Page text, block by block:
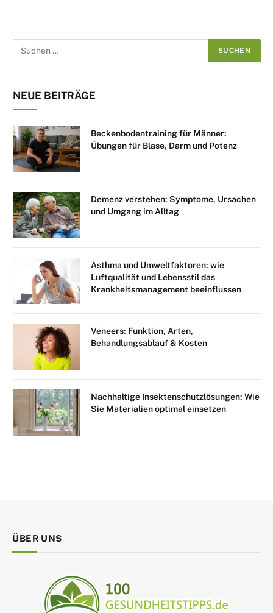
NEUE BEITRÄGE
Beckenbodentraining für Männer:
Übungen für Blase, Darm und Potenz
Demenz verstehen: Symptome, Ursachen
und Umgang im Alltag
Asthma und Umweltfaktoren: wie
Luftqualität und Lebensstil das
Krankheitsmanagement beeinflussen
Veneers: Funktion, Arten,
Behandlungsablauf & Kosten
Nachhaltige Insektenschutzlösungen: Wie
Sie Materialien optimal einsetzen
ÜBER UNS